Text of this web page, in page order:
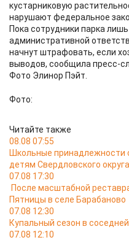
кустарниковую
нарушают федеральное
Пока сотрудники парка
административной
начнут штрафовать, если
выводов, сообщила пресс-
Фото Элинор Пэйт.
Фото:
Читайте также
08.08 07:55
Школьные принадлежности
детям Свердловского
07.08 17:30
После масштабной
Пятницы в селе Барабаново
07.08 12:30
Купальный сезон в
07.08 12:10